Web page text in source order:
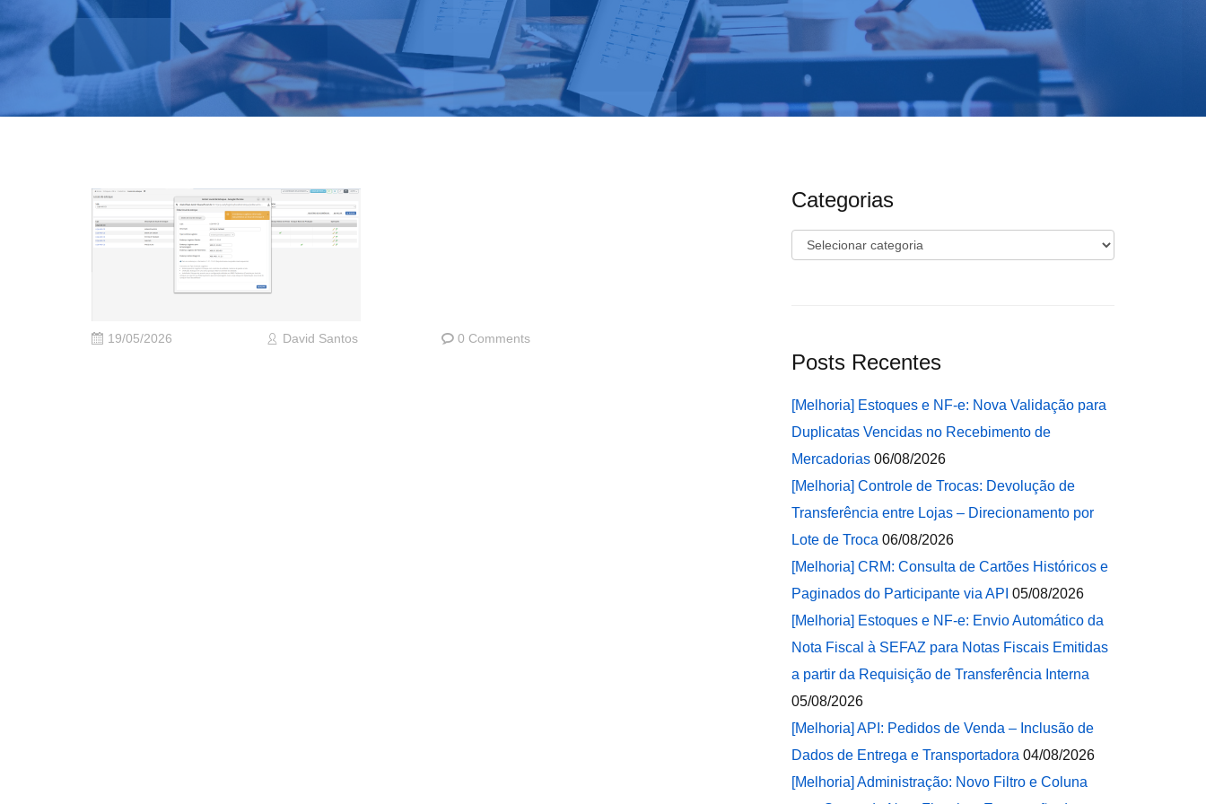
19/05/2026 David Santos 0 Comments
Categorias
Categorias
Posts Recentes
[Melhoria] Estoques e NF-e: Nova Validação para
Duplicatas Vencidas no Recebimento de
Mercadorias 06/08/2026
[Melhoria] Controle de Trocas: Devolução de
Transferência entre Lojas – Direcionamento por
Lote de Troca 06/08/2026
[Melhoria] CRM: Consulta de Cartões Históricos e
Paginados do Participante via API 05/08/2026
[Melhoria] Estoques e NF-e: Envio Automático da
Nota Fiscal à SEFAZ para Notas Fiscais Emitidas
a partir da Requisição de Transferência Interna
05/08/2026
[Melhoria] API: Pedidos de Venda – Inclusão de
Dados de Entrega e Transportadora 04/08/2026
[Melhoria] Administração: Novo Filtro e Coluna